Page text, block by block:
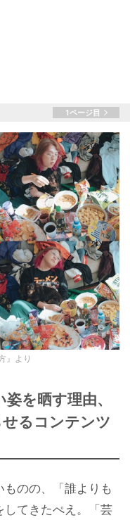
1ページ目
』より
を晒す理由、
せるコンテンツ
のの、「誰よりも
てきたぺえ。「芸